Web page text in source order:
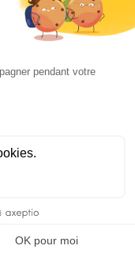
intéresser